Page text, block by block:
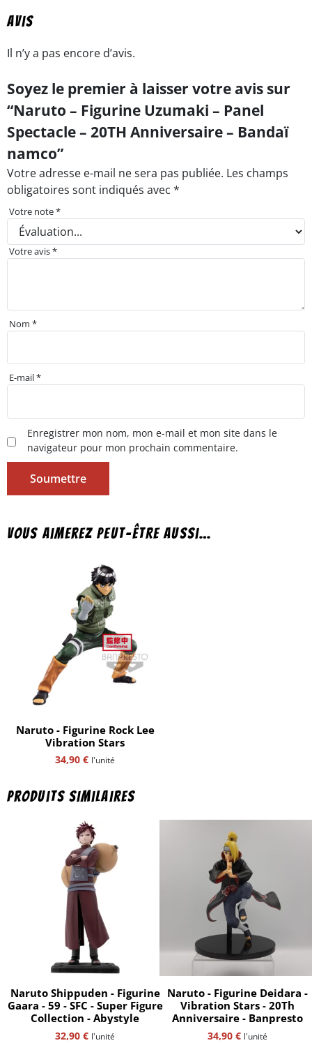
Avis
Il n’y a pas encore d’avis.
Soyez le premier à laisser votre avis sur
“Naruto – Figurine Uzumaki – Panel
Spectacle – 20TH Anniversaire – Bandaï
namco”
Votre adresse e-mail ne sera pas publiée. Les champs
obligatoires sont indiqués avec *
Votre note*
Votre avis*
Nom*
E-mail*
Enregistrer mon nom, mon e-mail et mon site dans le
navigateur pour mon prochain commentaire.
Vous aimerez peut-être aussi…
Naruto - Figurine Rock Lee
Vibration Stars
34,90 € l'unité
Produits similaires
Naruto Shippuden - Figurine
Gaara - 59 - SFC - Super Figure
Collection - Abystyle
32,90 € l'unité
Naruto - Figurine Deidara -
Vibration Stars - 20Th
Anniversaire - Banpresto
34,90 € l'unité